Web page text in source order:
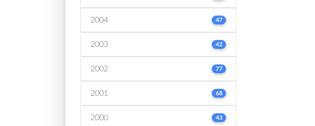
2004 47
2003 42
2002 77
2001 68
2000 43